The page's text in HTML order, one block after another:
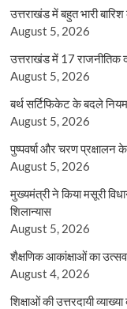
उत्तराखंड में बहुत भारी
August 5, 2026
उत्तराखंड में 17
August 5, 2026
बर्थ सर्टिफिकेट के बदले नियम
August 5, 2026
पुष्पवर्षा और चरण
August 5, 2026
मुख्यमंत्री ने किया मसूरी
शिलान्यास
August 5, 2026
शैक्षणिक आकांक्षाओं का उत्सव
August 4, 2026
शिक्षाओं की उत्तरदायी